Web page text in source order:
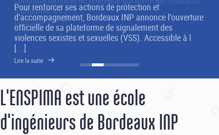
Pour renforcer ses actions de protection et
d'accompagnement, Bordeaux INP annonce l’ouverture
officielle de sa plateforme de signalement des
violences sexistes et sexuelles (VSS). Accessible à l
[...]
Lire la suite
L'ENSPIMA est une école
d'ingénieurs de Bordeaux INP